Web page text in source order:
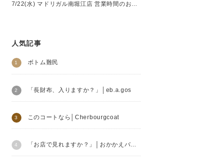
7/22(水) マドリガル南堀江店 営業時間のお知らせ
人気記事
ボトム難民
「長財布、入りますか？」│eb.a.gos
このコートなら│Cherbourgcoat
「お店で見れますか？」│おかかえバッグ